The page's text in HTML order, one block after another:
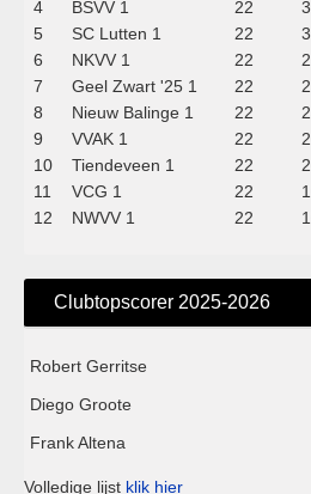
4
BSVV 1 22
5
SC Lutten 1 22
6
NKVV 1 22
7
Geel Zwart '25 1 22
8
Nieuw Balinge 1 22
9
VVAK 1 22
10
Tiendeveen 1 22
11
VCG 1 22
12
NWVV 1 22
Clubtopscorer 2025-2026
Robert Gerritse
Diego Groote
Frank Altena
Volledige lijst klik hier